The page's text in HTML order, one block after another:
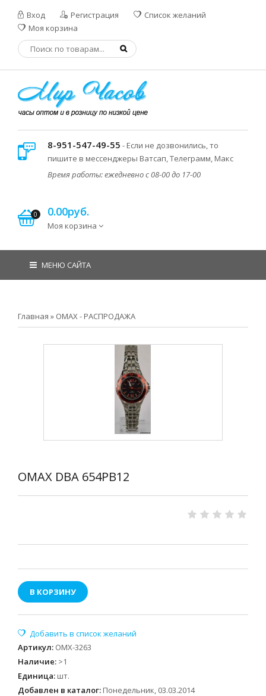
Вход Регистрация
Список желаний
Моя корзина
8-951-547-49-55 - Если не дозвонились, то
пишите в мессенджеры Ватсап, Телеграмм, Макс
Время работы: ежедневно с 08-00 до 17-00
0 0.00руб.
Моя корзина
МЕНЮ САЙТА
Главная » OMAX - РАСПРОДАЖА
OMAX DBA 654PB12
В КОРЗИНУ
Артикул: OMX-3263
Наличие: >1
Единица: шт.
Добавлен в каталог: Понедельник, 03.03.2014